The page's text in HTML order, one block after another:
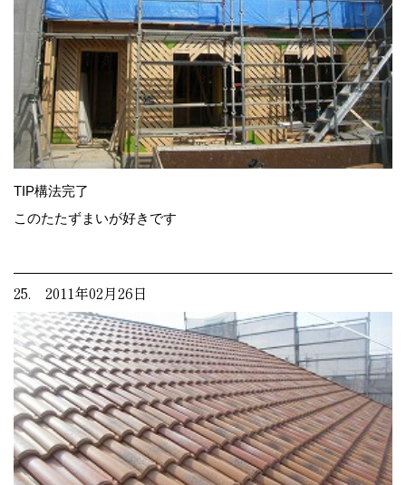
TIP構法完了
このたたずまいが好きです
25. 2011年02月26日